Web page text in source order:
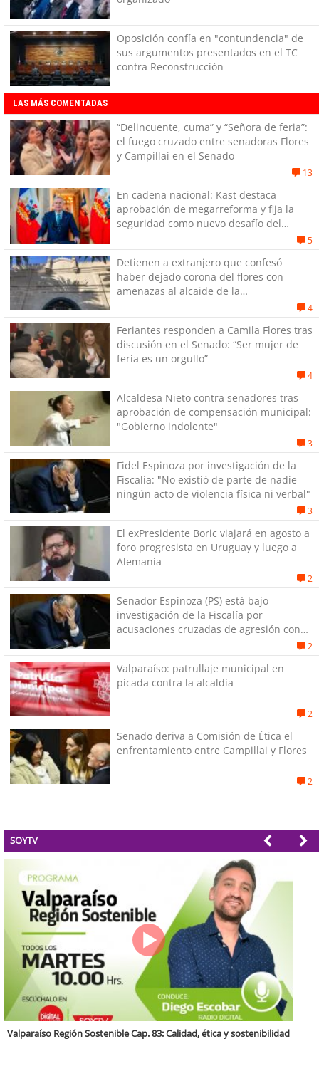
Oposición confía en "contundencia" de
sus argumentos presentados en el TC
contra Reconstrucción
LAS MÁS COMENTADAS
“Delincuente, cuma” y “Señora de feria”:
el fuego cruzado entre senadoras Flores
y Campillai en el Senado
13
En cadena nacional: Kast destaca
aprobación de megarreforma y fija la
seguridad como nuevo desafío del
5
Detienen a extranjero que confesó
haber dejado corona del flores con
amenazas al alcaide de la
4
Feriantes responden a Camila Flores tras
discusión en el Senado: “Ser mujer de
feria es un orgullo”
4
Alcaldesa Nieto contra senadores tras
aprobación de compensación municipal:
"Gobierno indolente"
3
Fidel Espinoza por investigación de la
Fiscalía: "No existió de parte de nadie
ningún acto de violencia física ni verbal"
3
El exPresidente Boric viajará en agosto a
foro progresista en Uruguay y luego a
Alemania
2
Senador Espinoza (PS) está bajo
investigación de la Fiscalía por
acusaciones cruzadas de agresión con
2
Valparaíso: patrullaje municipal en
picada contra la alcaldía
2
Senado deriva a Comisión de Ética el
enfrentamiento entre Campillai y Flores
2
SOYTV